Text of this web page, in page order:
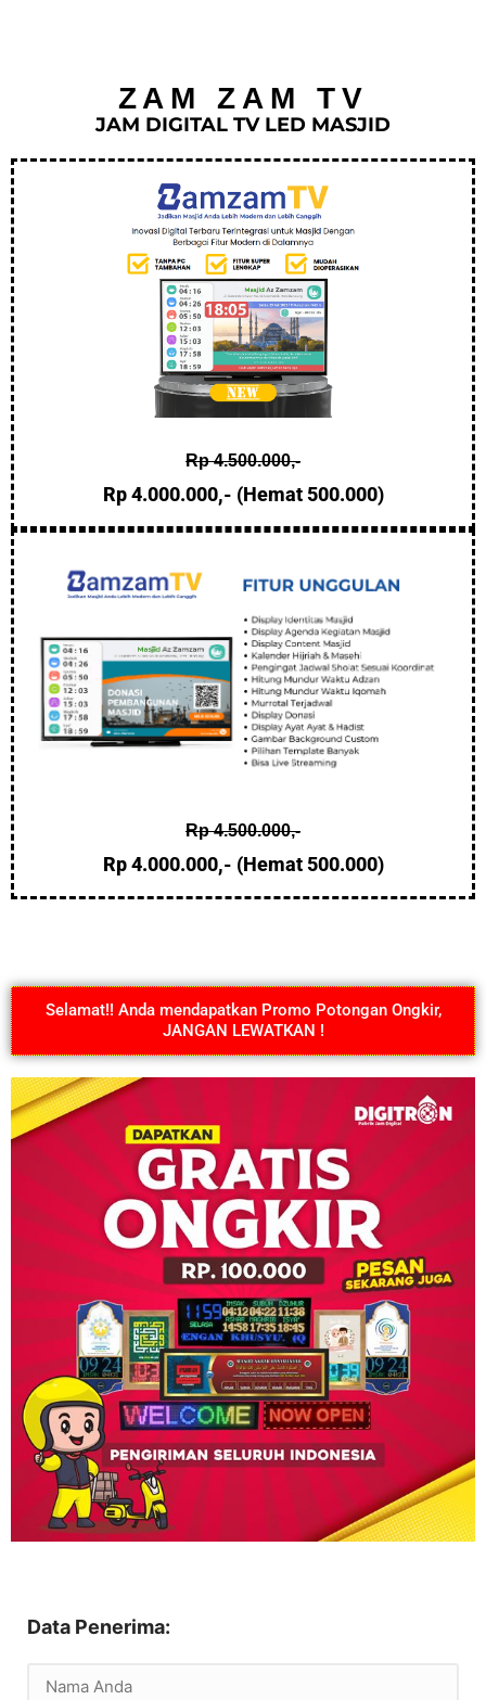
ZAM ZAM TV
JAM DIGITAL TV LED MASJID
Rp 4.500.000,-
Rp 4.000.000,- (Hemat 500.000)
Rp 4.500.000,-
Rp 4.000.000,- (Hemat 500.000)
Selamat!! Anda mendapatkan Promo Potongan Ongkir,
JANGAN LEWATKAN !
Data Penerima: